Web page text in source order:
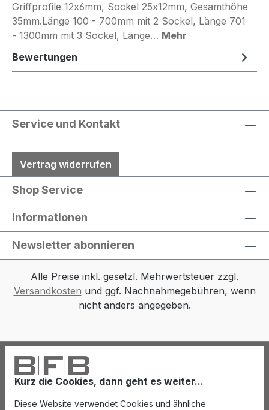
Kurz die Cookies, dann geht es weiter...
Diese Website verwendet Cookies und ähnliche
Griffprofile 12x6mm, Sockel 25x12mm, Gesamthöhe
35mm.Länge 100 - 700mm mit 2 Sockel, Länge 701
- 1300mm mit 3 Sockel, Länge… Mehr
Bewertungen
Service und Kontakt
Vertrag widerrufen
Shop Service
Informationen
Newsletter abonnieren
Alle Preise inkl. gesetzl. Mehrwertsteuer zzgl.
Versandkosten und ggf. Nachnahmegebühren, wenn
nicht anders angegeben.